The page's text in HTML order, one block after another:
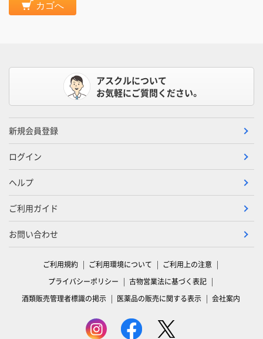
カゴへ
アスクルについて
お気軽にご質問ください。
新規会員登録
ログイン
ヘルプ
ご利用ガイド
お問い合わせ
ご利用規約 ご利用環境について
ご利用上の注意
プライバシーポリシー
古物営業法に基づく表記
酒類販売管理者標識の掲示
医薬品の販売に関する表示 会社案内